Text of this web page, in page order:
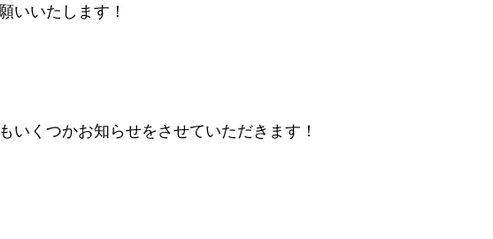
いいたします！
いくつかお知らせをさせていただきます！